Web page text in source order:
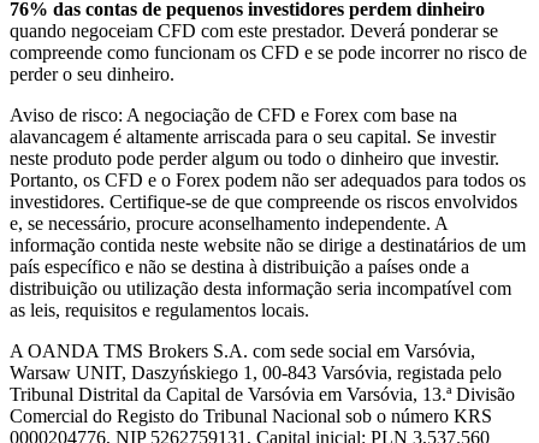
76% das contas de pequenos investidores perdem dinheiro
quando negoceiam CFD com este prestador. Deverá ponderar se
compreende como funcionam os CFD e se pode incorrer no risco de
perder o seu dinheiro.
Aviso de risco: A negociação de CFD e Forex com base na
alavancagem é altamente arriscada para o seu capital. Se investir
neste produto pode perder algum ou todo o dinheiro que investir.
Portanto, os CFD e o Forex podem não ser adequados para todos os
investidores. Certifique-se de que compreende os riscos envolvidos
e, se necessário, procure aconselhamento independente. A
informação contida neste website não se dirige a destinatários de um
país específico e não se destina à distribuição a países onde a
distribuição ou utilização desta informação seria incompatível com
as leis, requisitos e regulamentos locais.
A OANDA TMS Brokers S.A. com sede social em Varsóvia,
Warsaw UNIT, Daszyńskiego 1, 00-843 Varsóvia, registada pelo
Tribunal Distrital da Capital de Varsóvia em Varsóvia, 13.ª Divisão
Comercial do Registo do Tribunal Nacional sob o número KRS
0000204776, NIP 5262759131, Capital inicial: PLN 3,537.560